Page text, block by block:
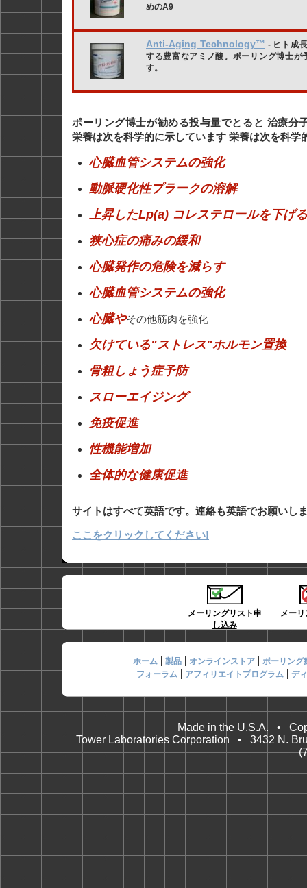
めのA9
Anti-Aging Technology™ - ヒト成
する豊富なアミノ酸。ポーリング博士が
す。
ポーリング博士が勧める投与量でとると 治療分
栄養は次を科学的に示しています 栄養は次を科学
心臓血管システムの強化
動脈硬化性プラークの溶解
上昇したLp(a) コレステロールを下げる
狭心症の痛みの緩和
心臓発作の危険を減らす
心臓血管システムの強化
心臓やその他筋肉を強化
欠けている"ストレス"ホルモン置換
骨粗しょう症予防
スローエイジング
免疫促進
性機能増加
全体的な健康促進
サイトはすべて英語です。連絡も英語でお願いし
ここをクリックしてください!
メーリングリスト申
し込み
メー
ホーム | 製品| オンラインストア| ポーリング
フォーラム | アフィリエイトプログラム | デ
Made in the U.S.A. •
Tower Laboratories Corporation • 3432 N.